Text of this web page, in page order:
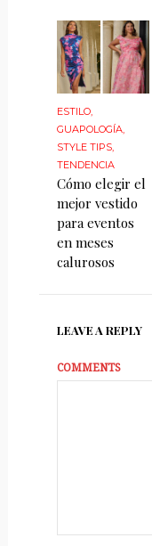
ESTILO,
GUAPOLOGÍA,
STYLE TIPS,
TENDENCIA
Cómo elegir el
mejor vestido
para eventos
en meses
calurosos
LEAVE A REPLY
COMMENTS